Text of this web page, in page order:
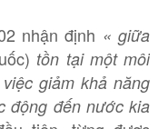
nhận định « giữa
tồn tại một môi
giảm khả năng
động đến nước kia